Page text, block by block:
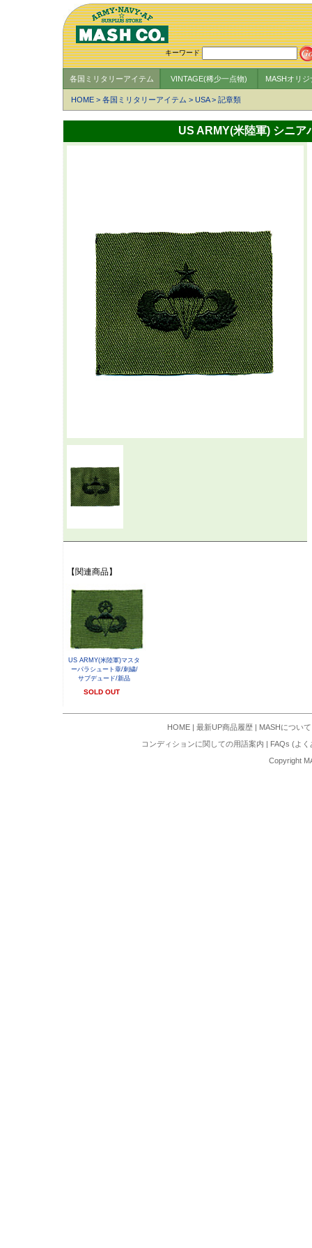
キーワード
各国ミリタリーアイテム VINTAGE(稀少一点物) MASHオリ
HOME > 各国ミリタリーアイテム > USA> 記章類
US ARMY(米陸軍) シニア
【関連商品】
US ARMY(米陸軍)マスタ
ーパラシュート章/刺繍/
サブデュード/新品
SOLD OUT
HOME | 最新UP商品履歴 | MASHについて
コンディションに関しての用語案内 | FAQs (よ
Copyright